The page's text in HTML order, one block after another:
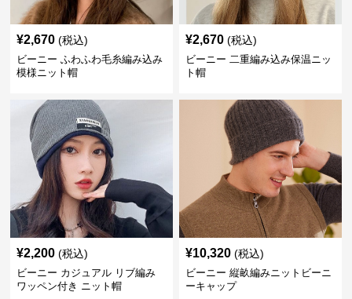
¥2,670 (税込)
ビーニー ふわふわ毛糸編み込み
模様ニット帽
¥2,670 (税込)
ビーニー 二重編み込み保温ニッ
ト帽
¥2,200 (税込)
ビーニー カジュアル リブ編み
ワッペン付き ニット帽
¥10,320 (税込)
ビーニー 縦畝編みニットビーニ
ーキャップ